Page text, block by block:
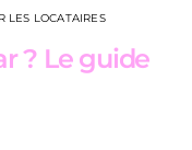
LES LOCATAIRES
? Le guide